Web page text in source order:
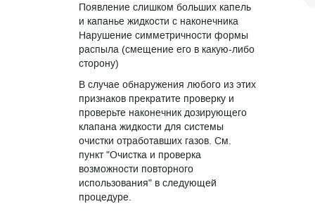
Появление слишком больших капель
и капанье жидкости с наконечника
Нарушение симметричности формы
распыла (смещение его в какую-либо
сторону)
В случае обнаружения любого из этих
признаков прекратите проверку и
проверьте наконечник дозирующего
клапана жидкости для системы
очистки отработавших газов. См.
пункт "Очистка и проверка
возможности повторного
использования" в следующей
процедуре.